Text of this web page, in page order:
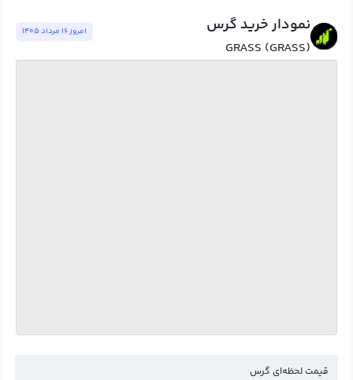
نمودار خرید گرس
GRASS (GRASS)
امروز ١٦ مرداد ١٤٠٥
قیمت لحظه‌ای گرس